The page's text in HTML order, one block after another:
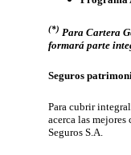
(*) Para Cartera
formará parte
Seguros
Para cubrir
acerca las
Seguros S.A.